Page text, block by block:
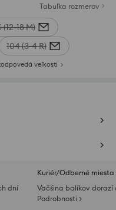
Tabuľka rozmerov
(12-18 M)
104 (3-4 R)
veľkosti
dní
Kuriér/Odberné miesta
Väčšina balíkov
Podrobnosti >